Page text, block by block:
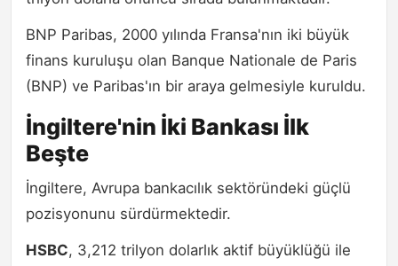
BNP Paribas, 2000 yılında Fransa'nın iki büyük
finans kuruluşu olan Banque Nationale de Paris
(BNP) ve Paribas'ın bir araya gelmesiyle kuruldu.
İngiltere'nin İki Bankası İlk
Beşte
İngiltere, Avrupa bankacılık sektöründeki güçlü
pozisyonunu sürdürmektedir.
HSBC, 3,212 trilyon dolarlık aktif büyüklüğü ile